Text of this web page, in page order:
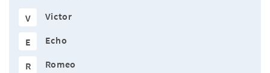
V Victor
E Echo
R Romeo